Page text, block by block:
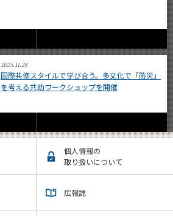
2025.11.28
国際共修スタイルで学び合う。多文化で「防災」
を考える共助ワークショップを開催
個人情報の
取り扱いについて
広報誌